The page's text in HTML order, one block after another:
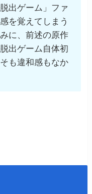
出ゲーム」ファ
を覚えてしまう
に、前述の原作
出ゲーム自体初
も違和感もなか